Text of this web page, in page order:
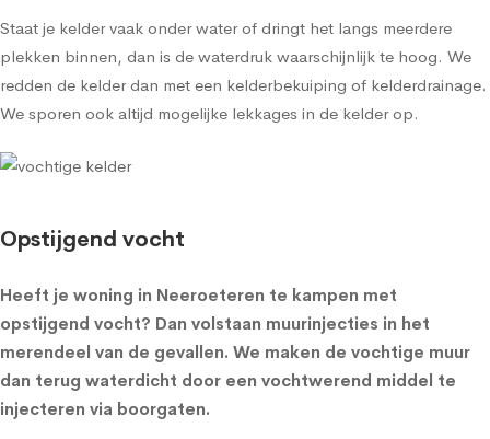
Staat je kelder vaak onder water of dringt het langs meerdere
plekken binnen, dan is de waterdruk waarschijnlijk te hoog. We
redden de kelder dan met een kelderbekuiping of kelderdrainage.
We sporen ook altijd mogelijke lekkages in de kelder op.
Opstijgend vocht
Heeft je woning in Neeroeteren te kampen met
opstijgend vocht? Dan volstaan muurinjecties in het
merendeel van de gevallen. We maken de vochtige muur
dan terug waterdicht door een vochtwerend middel te
injecteren via boorgaten.